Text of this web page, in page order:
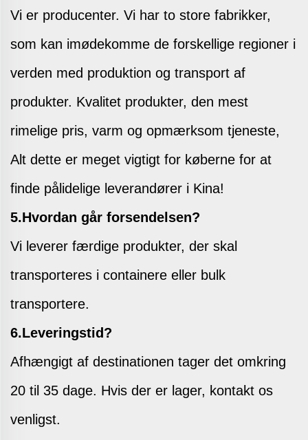
Vi er producenter. Vi har to store fabrikker,
som kan imødekomme de forskellige regioner i
verden med produktion og transport af
produkter. Kvalitet produkter, den mest
rimelige pris, varm og opmærksom tjeneste,
Alt dette er meget vigtigt for køberne for at
finde pålidelige leverandører i Kina!
5.Hvordan går forsendelsen?
Vi leverer færdige produkter, der skal
transporteres i containere eller bulk
transportere.
6.Leveringstid?
Afhængigt af destinationen tager det omkring
20 til 35 dage. Hvis der er lager, kontakt os
venligst.